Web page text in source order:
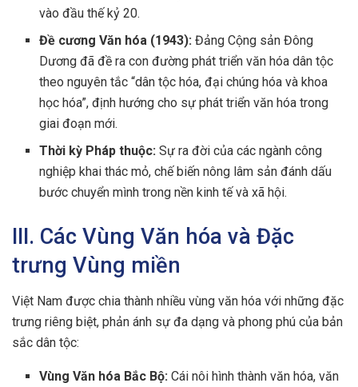
vào đầu thế kỷ 20.
Đề cương Văn hóa (1943): Đảng Cộng sản Đông
Dương đã đề ra con đường phát triển văn hóa dân tộc
theo nguyên tắc “dân tộc hóa, đại chúng hóa và khoa
học hóa”, định hướng cho sự phát triển văn hóa trong
giai đoạn mới.
Thời kỳ Pháp thuộc: Sự ra đời của các ngành công
nghiệp khai thác mỏ, chế biến nông lâm sản đánh dấu
bước chuyển mình trong nền kinh tế và xã hội.
III. Các Vùng Văn hóa và Đặc
trưng Vùng miền
Việt Nam được chia thành nhiều vùng văn hóa với những đặc
trưng riêng biệt, phản ánh sự đa dạng và phong phú của bản
sắc dân tộc:
Vùng Văn hóa Bắc Bộ: Cái nôi hình thành văn hóa, văn